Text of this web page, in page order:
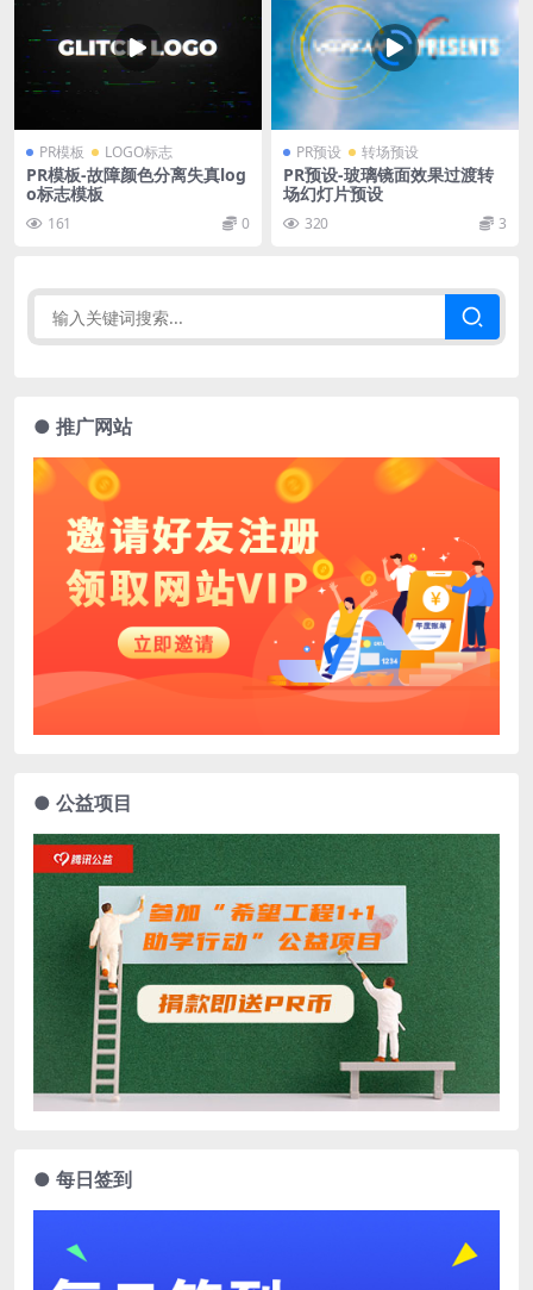
PR模板 LOGO标志
PR模板-故障颜色分离失真log
o标志模板
161 0
PR预设 转场预设
PR预设-玻璃镜面效果过渡转
场幻灯片预设
320 3
● 推广网站
● 公益项目
● 每日签到